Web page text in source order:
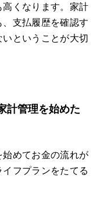
くなります。家計
支払履歴を確認す
ということが大切
計管理を始めた
めてお金の流れが
フプランをたてる